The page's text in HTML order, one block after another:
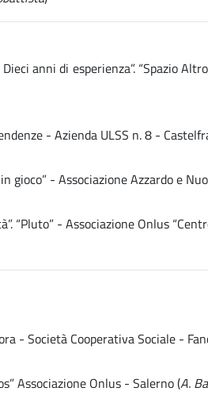
anni di esperienza”. “Spazio
- Azienda ULSS n. 8 -
gioco” - Associazione Azzardo e
- Associazione Onlus
- Società Cooperativa Sociale -
Associazione Onlus - Salerno (A.